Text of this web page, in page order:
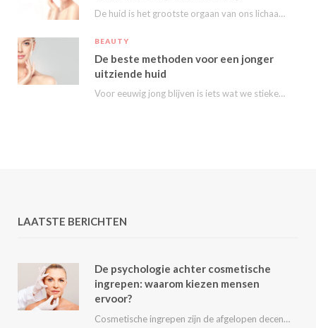
De huid is het grootste orgaan van ons lichaam en speelt een essentiële rol in…
BEAUTY
De beste methoden voor een jonger
uitziende huid
Voor eeuwig jong blijven is iets wat we stiekem eigenlijk allemaal wel willen. Nu kunnen…
LAATSTE BERICHTEN
De psychologie achter cosmetische
ingrepen: waarom kiezen mensen
ervoor?
Cosmetische ingrepen zijn de afgelopen decennia steeds populairder geworden. Van kleine behandelingen zoals fillers en…